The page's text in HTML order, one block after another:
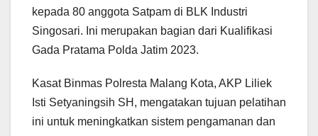
kepada 80 anggota Satpam di BLK Industri
Singosari. Ini merupakan bagian dari Kualifikasi
Gada Pratama Polda Jatim 2023.
Kasat Binmas Polresta Malang Kota, AKP Liliek
Isti Setyaningsih SH, mengatakan tujuan pelatihan
ini untuk meningkatkan sistem pengamanan dan